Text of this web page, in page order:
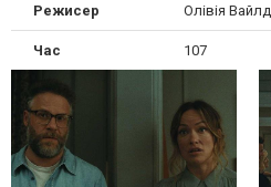
Режисер Олiвія Вайлд
Час 107